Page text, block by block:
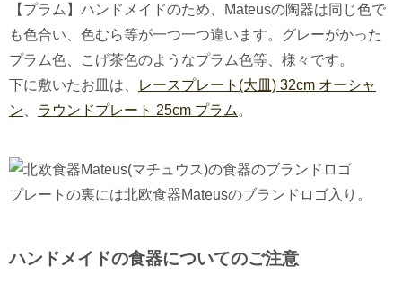
【プラム】ハンドメイドのため、Mateusの陶器は同じ色で
も色合い、色むら等が一つ一つ違います。グレーがかった
プラム色、こげ茶色のようなプラム色等、様々です。
下に敷いたお皿は、
レースプレート(大皿) 32cm オーシャ
ン
ラウンドプレート 25cm プラム 。
プレートの裏には北欧食器Mateusのブランドロゴ入り。
ハンドメイドの食器についてのご注意